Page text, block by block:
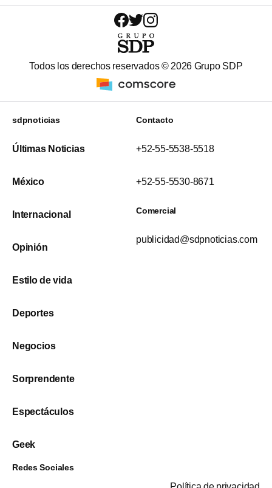
Todos los derechos reservados © 2026 Grupo SDP
sdpnoticias
Últimas Noticias
México
Internacional
Opinión
Estilo de vida
Deportes
Negocios
Sorprendente
Espectáculos
Geek
Contacto
+52-55-5538-5518
+52-55-5530-8671
Comercial
publicidad@sdpnoticias.com
Redes Sociales